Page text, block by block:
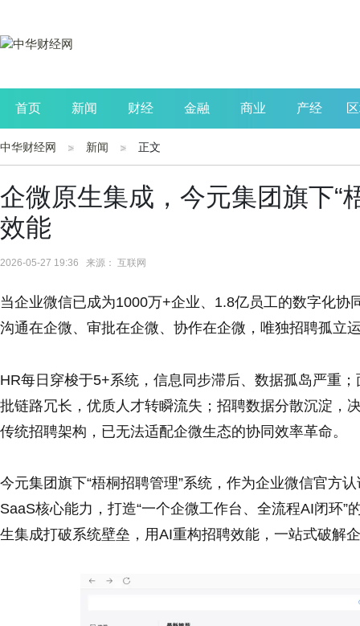
首页 新闻 财经 金融 商业 产经
公司 生活 读书
中华财经网 新闻 正文
企微原生集成，今元集团旗下“
效能
2026-05-27 19:36 来源： 互联网
当企业微信已成为1000万+企业、1.8亿员工的数字化
沟通在企微、审批在企微、协作在企微，唯独招聘孤立
HR每日穿梭于5+系统，信息同步滞后、数据孤岛严重
批链路冗长，优质人才转瞬流失；招聘数据分散沉淀
传统招聘架构，已无法适配企微生态的协同效率革命。
今元集团旗下“梧桐招聘管理”系统，作为企业微信官方
SaaS核心能力，打造“一个企微工作台、全流程AI闭环
生集成打破系统壁垒，用AI重构招聘效能，一站式破解